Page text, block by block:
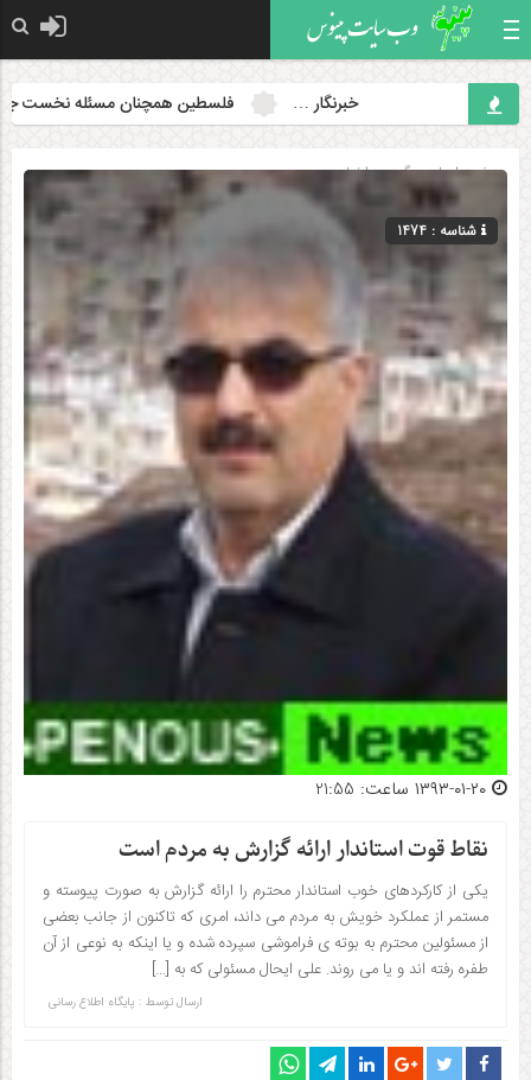
خبرنگار … فلسطین همچنان مسئله نخست جهان
صفحه اصلی» گروه »اخبار
شناسه : 1474
نقاط قوت استاندار ارائه گزارش به مردم است
یکی از کارکردهای خوب استاندار محترم را ارائه گزارش به صورت پیوسته و
مستمر از عملکرد خویش به مردم می داند، امری که تاکنون از جانب بعضی
از مسئولین محترم به بوته ی فراموشی سپرده شده و یا اینکه به نوعی از آن
طفره رفته اند و یا می روند. علی ایحال مسئولی که به […]
ارسال توسط : پایگاه اطلاع رسانی